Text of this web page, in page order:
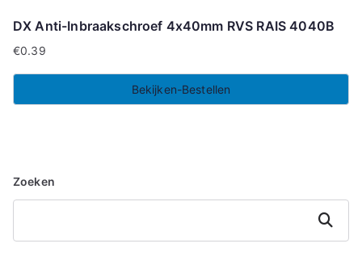
DX Anti-Inbraakschroef 4x40mm RVS RAIS 4040B
€0.39
Bekijken-Bestellen
Zoeken
Zoeken